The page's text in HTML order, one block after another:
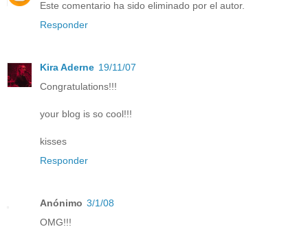
Este comentario ha sido eliminado por el autor.
Responder
Kira Aderne 19/11/07
Congratulations!!!
your blog is so cool!!!
kisses
Responder
Anónimo 3/1/08
OMG!!!